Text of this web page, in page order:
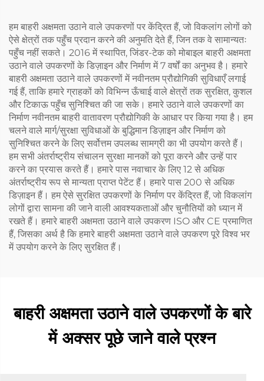
हम बाहरी अक्षमता उठाने वाले उपकरणों पर केंद्रित हैं, जो विकलांग लोगों को
ऐसे क्षेत्रों तक पहुँच प्रदान करने की अनुमति देते हैं, जिन तक वे सामान्यतः
पहुँच नहीं सकते। 2016 में स्थापित, जिंडर-टेक को मोबाइल बाहरी अक्षमता
उठाने वाले उपकरणों के डिज़ाइन और निर्माण में 7 वर्षों का अनुभव है। हमारे
बाहरी अक्षमता उठाने वाले उपकरणों में नवीनतम प्रौद्योगिकी सुविधाएँ लगाई
गई हैं, ताकि हमारे ग्राहकों को विभिन्न ऊँचाई वाले क्षेत्रों तक सुरक्षित, कुशल
और टिकाऊ पहुँच सुनिश्चित की जा सके। हमारे उठाने वाले उपकरणों का
निर्माण नवीनतम बाहरी वातावरण प्रौद्योगिकी के आधार पर किया गया है। हम
चलने वाले मार्ग/सुरक्षा सुविधाओं के बुद्धिमान डिज़ाइन और निर्माण को
सुनिश्चित करने के लिए सर्वोत्तम उपलब्ध सामग्री का भी उपयोग करते हैं।
हम सभी अंतर्राष्ट्रीय संचालन सुरक्षा मानकों को पूरा करने और उन्हें पार
करने का प्रयास करते हैं। हमारे पास नवाचार के लिए 12 से अधिक
अंतर्राष्ट्रीय रूप से मान्यता प्राप्त पेटेंट हैं। हमारे पास 200 से अधिक
डिज़ाइन हैं। हम ऐसे सुरक्षित उपकरणों के निर्माण पर केंद्रित हैं, जो विकलांग
लोगों द्वारा सामना की जाने वाली आवश्यकताओं और चुनौतियों को ध्यान में
रखते हैं। हमारे बाहरी अक्षमता उठाने वाले उपकरण ISO और CE प्रमाणित
हैं, जिसका अर्थ है कि हमारे बाहरी अक्षमता उठाने वाले उपकरण पूरे विश्व भर
में उपयोग करने के लिए सुरक्षित हैं।
बाहरी अक्षमता उठाने वाले उपकरणों के बारे
में अक्सर पूछे जाने वाले प्रश्न